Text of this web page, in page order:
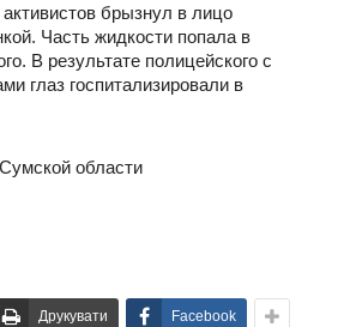
брызнул в лицо
Часть жидкости попала в
В результате полицейского с
глаз госпитализировали в
области
Друкувати Facebook